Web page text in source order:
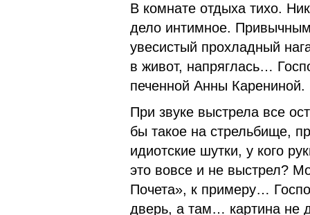
В комнате отдыха тихо.
дело интимное.
увесистый прохладный
в живот, напряглась…
печенной Анны Карениной.
При звуке выстрела все
бы такое на стрельбище,
идиотские шутки, у кого
это вовсе и не выстрел?
Почета», к примеру…
дверь, а там… картина не